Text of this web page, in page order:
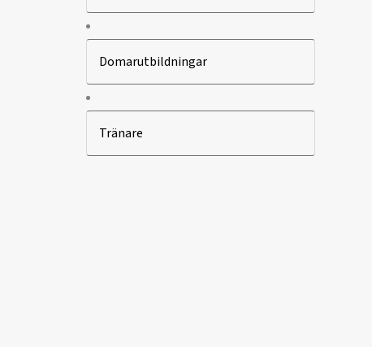
Domarutbildningar
Tränare